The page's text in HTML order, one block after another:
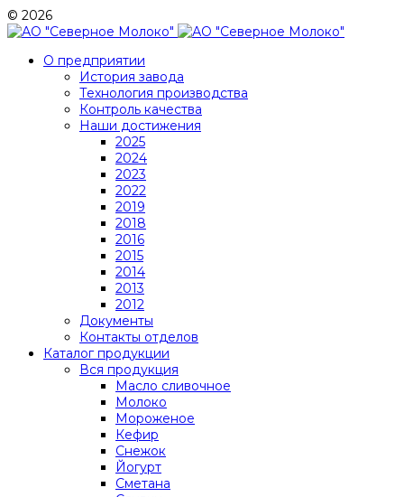
© 2026
О предприятии
История завода
Технология производства
Контроль качества
Наши достижения
2025
2024
2023
2022
2019
2018
2016
2015
2014
2013
2012
Документы
Контакты отделов
Каталог продукции
Вся продукция
Масло сливочное
Молоко
Мороженое
Кефир
Снежок
Йогурт
Сметана